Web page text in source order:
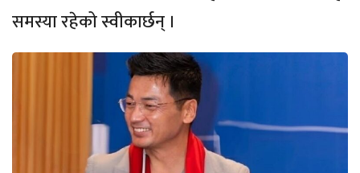
समस्या रहेको स्वीकार्छन् ।